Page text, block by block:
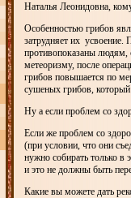
Наталья Леонидовна,
Особенностью грибов
затрудняет их
противопоказаны людям,
метеоризму, после
грибов повышается по
сушеных грибов,
Ну а если проблем со
Если же проблем со
(при условии, что они
нужно собирать только в
и это не должны быть
Какие вы можете дать